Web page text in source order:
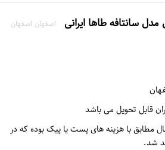
سانتافه طاها ایرانی اصفهان اصفهان
قابل تحویل می باشد
مطابق با هزینه های پست یا پیک بوده که در
شد.